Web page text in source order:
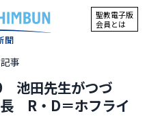
聖教電子版
会員とは
記事
池田先生がつづ
R・D＝ホフライ